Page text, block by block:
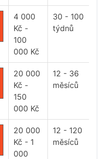
4 000
Kč -
100
000 Kč
30 - 100
týdnů
20 000
Kč -
150
000 Kč
12 - 36
měsíců
20 000
Kč - 1
000
12 - 120
měsíců